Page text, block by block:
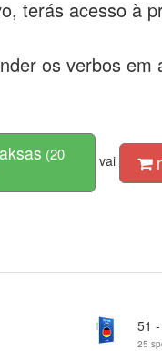
terás acesso à
os verbos em
(20
vai
51
25